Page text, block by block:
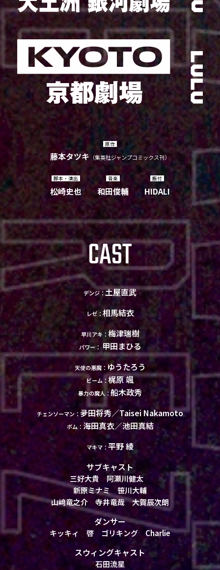
原作
藤本タツキ （集英社ジャンプコミックス刊）
脚本・演出
松崎史也
音楽
和田俊輔
振付
HIDALI
CAST
デンジ：土屋直武
レゼ： 相馬結衣
早川アキ： 梅津瑞樹
パワー： 甲田まひる
天使の悪魔： ゆうたろう
ビーム：梶原 颯
暴力の魔人：船木政秀
チェンソーマン： 夛田将秀／Taisei Nakamoto
ボム： 海田真衣／池田真結
マキマ： 平野 綾
サブキャスト
三好大貴 阿瀬川健太
新原ミナミ 笹川大輔
山﨑竜之介 寺井竜哉 大賀辰次朗
ダンサー
キッキィ 啓 ゴリキング Charlie
スウィングキャスト
石田流星